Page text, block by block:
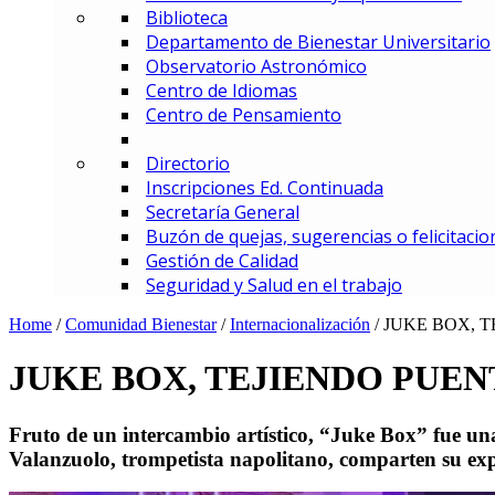
MAF – Maestría en
MAGD – Maestría en Analítica y
MCI – Maestría en Comercio
MDEMEC – Maestría en
MGCS – Maestría en Gerencia
Maestría en Gerencia
MGIED – Maestría en Gestión
MGE – Maestría en Gestión
ESPECIALIZACIONES
Especialización en Comercio
Especialización en Gerencia de
Especialización en Gerencia
Especialización en Gerencia
Especialización en Gerencia
Especialización en Gestión de
Biblioteca
Departamento de Bienestar Universitario
Observatorio Astronómico
Centro de Idiomas
Centro de Pensamiento
Directorio
Inscripciones Ed. Continuada
Secretaría General
Buzón de quejas, sugerencias o
Gestión de Calidad
Seguridad y Salud en el trabajo
Home /Comunidad Bienestar/Internacionalización /JUKE BOX,
JUKE BOX, TEJIENDO
Fruto de un intercambio artístico, “Juke Box” fue
Valanzuolo, trompetista napolitano, comparten su